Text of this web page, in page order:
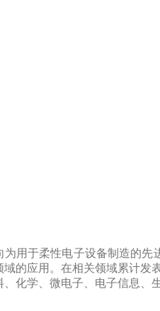
为用于柔性电子设备制造的
的应用。在相关领域累计发
、化学、微电子、电子信息、